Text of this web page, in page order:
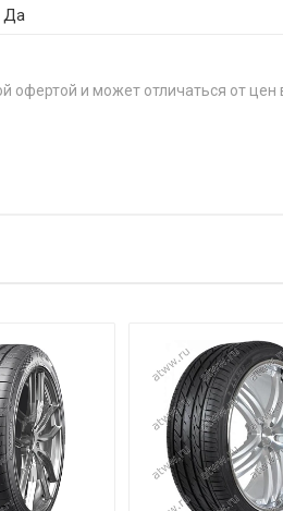
Да
офертой и может отличаться от